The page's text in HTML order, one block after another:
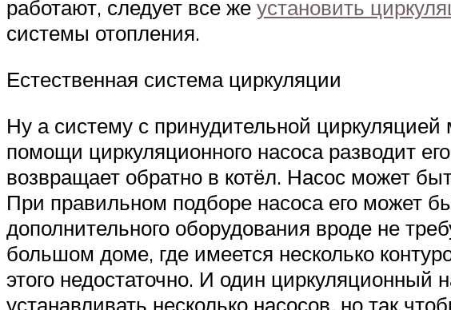
работают, следует все же установить
системы отопления.
Естественная система циркуляции
Ну а систему с принудительной циркуляцией
помощи циркуляционного насоса разводит
возвращает обратно в котёл. Насос может
При правильном подборе насоса его может
дополнительного оборудования вроде не
большом доме, где имеется несколько
этого недостаточно. И один циркуляционный
устанавливать несколько насосов, но так